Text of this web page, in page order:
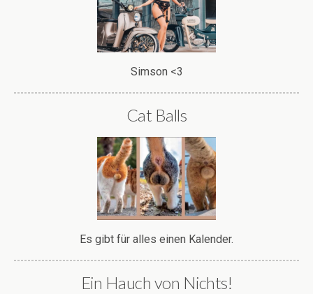
Simson <3
Cat Balls
Es gibt für alles einen Kalender.
Ein Hauch von Nichts!